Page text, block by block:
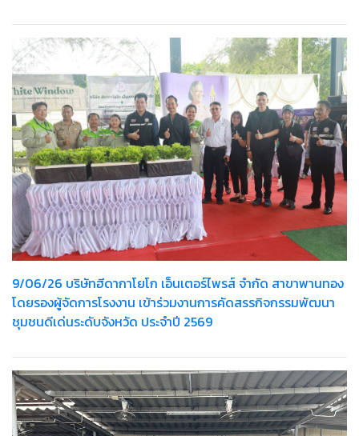
9/06/26 บริษัทฮีดากาโยโก เอ็นเตอร์ไพรส์ จำกัด สาขาพานทอง
โดยรองผู้จัดการโรงงาน เข้าร่วมงานการคัดสรรกิจกรรมพัฒนา
ชุมชนดีเด่นระดับจังหวัด ประจำปี 2569